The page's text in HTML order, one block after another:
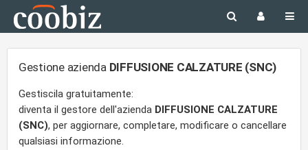
Gestione azienda DIFFUSIONE CALZATURE (SNC)
Gestiscila gratuitamente:
diventa il gestore dell'azienda DIFFUSIONE CALZATURE
(SNC), per aggiornare, completare, modificare o cancellare
qualsiasi informazione.